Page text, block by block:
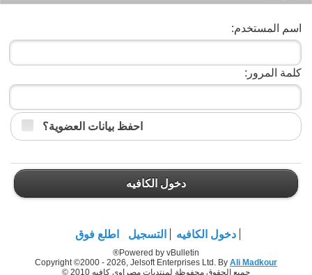
اسم المستخدم:
كلمة المرور:
احفظ بيانات العضوية؟
دخول الكافيه
دخول الكافيه التسجيل اطلع فوق
Powered by vBulletin®
Copyright ©2000 - 2026, Jelsoft Enterprises Ltd. By Ali Madkour
جميع الحقوق محفوظة لمنتديات مصراوي كافيه 2010 ©